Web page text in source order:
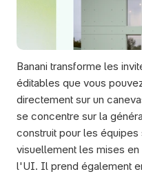
Banani transforme les
éditables que vous
directement sur un
se concentre sur la
construit pour les équipes
visuellement les mises
l'UI. Il prend également